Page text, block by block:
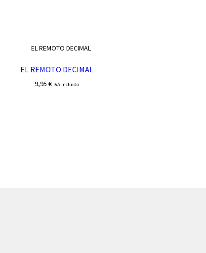
EL REMOTO DECIMAL
9,95€ IVA incluido